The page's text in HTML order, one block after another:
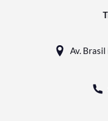
Av. Brasil